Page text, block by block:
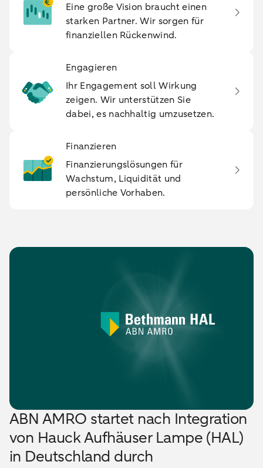
Eine große Vision braucht einen
starken Partner. Wir sorgen für
finanziellen Rückenwind.
Engagieren
Ihr Engagement soll Wirkung
zeigen. Wir unterstützen Sie
dabei, es nachhaltig umzusetzen.
Finanzieren
Finanzierungslösungen für
Wachstum, Liquidität und
persönliche Vorhaben.
ABN AMRO startet nach Integration
von Hauck Aufhäuser Lampe (HAL)
in Deutschland durch